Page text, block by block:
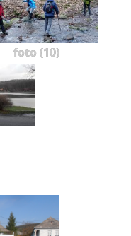
foto (10)